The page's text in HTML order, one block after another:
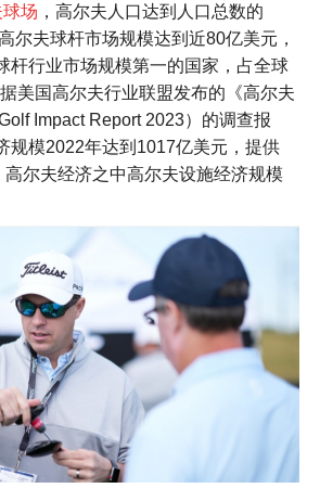
场 ，高尔夫人口达到人口总数的
尔夫球杆市场规模达到近80亿美元，
杆行业市场规模第一的国家，占全球
美国高尔夫行业联盟发布的《高尔夫
Impact Report 2023）的调查报
规模2022年达到1017亿美元，提供
尔夫经济之中高尔夫设施经济规模